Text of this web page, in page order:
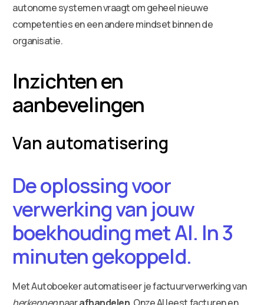
autonome systemen vraagt om geheel nieuwe
competenties en een andere mindset binnen de
organisatie.
Inzichten en
aanbevelingen
Van automatisering
De oplossing voor
verwerking van jouw
boekhouding met AI. In 3
minuten gekoppeld.
Met Autoboeker automatiseer je factuurverwerking van
herkennennaarafhandelen . Onze AI leest facturen en